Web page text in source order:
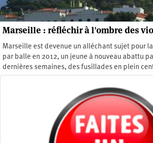
Marseille : réfléchir à l'ombre des
Marseille est devenue un alléchant sujet pour
par balle en 2012, un jeune à nouveau abattu
dernières semaines, des fusillades en plein